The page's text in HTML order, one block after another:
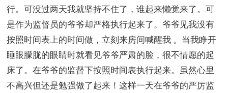
行。可没过两天我就坚持不住了，谁起来懒觉来了。可
是作为监督员的爷爷却严格执行起来了。爷爷见我没有
按照时间表上的时间做，立刻来房间喊醒我 。当我睁开
睡眼朦胧的眼睛时就看见爷爷严肃的脸，很不情愿的起
床了。在爷爷的监督下按照时间表执行起来。虽然心里
不高兴但还是勉强做了起来！这样一天在爷爷的严厉监